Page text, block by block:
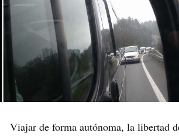
Viajar de forma autónoma, la libertad